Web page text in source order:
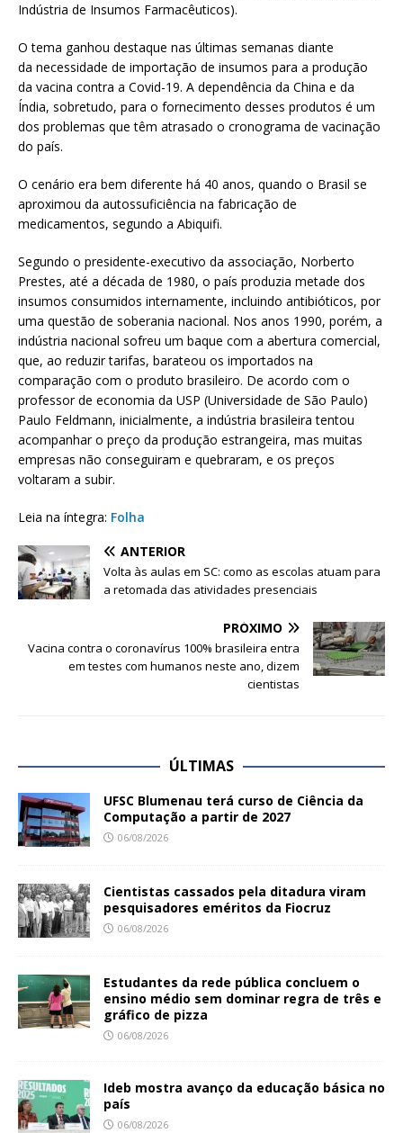
Indústria de Insumos Farmacêuticos).
O tema ganhou destaque nas últimas semanas diante
da necessidade de importação de insumos para a produção
da vacina contra a Covid-19. A dependência da China e da
Índia, sobretudo, para o fornecimento desses produtos é um
dos problemas que têm atrasado o cronograma de vacinação
do país.
O cenário era bem diferente há 40 anos, quando o Brasil se
aproximou da autossuficiência na fabricação de
medicamentos, segundo a Abiquifi.
Segundo o presidente-executivo da associação, Norberto
Prestes, até a década de 1980, o país produzia metade dos
insumos consumidos internamente, incluindo antibióticos, por
uma questão de soberania nacional. Nos anos 1990, porém, a
indústria nacional sofreu um baque com a abertura comercial,
que, ao reduzir tarifas, barateou os importados na
comparação com o produto brasileiro. De acordo com o
professor de economia da USP (Universidade de São Paulo)
Paulo Feldmann, inicialmente, a indústria brasileira tentou
acompanhar o preço da produção estrangeira, mas muitas
empresas não conseguiram e quebraram, e os preços
voltaram a subir.
Leia na íntegra: Folha
ANTERIOR
Volta às aulas em SC: como as escolas atuam para
a retomada das atividades presenciais
PRÓXIMO
Vacina contra o coronavírus 100% brasileira entra
em testes com humanos neste ano, dizem
cientistas
ÚLTIMAS
UFSC Blumenau terá curso de Ciência da
Computação a partir de 2027
06/08/2026
Cientistas cassados pela ditadura viram
pesquisadores eméritos da Fiocruz
06/08/2026
Estudantes da rede pública concluem o
ensino médio sem dominar regra de três e
gráfico de pizza
06/08/2026
Ideb mostra avanço da educação básica no
país
06/08/2026